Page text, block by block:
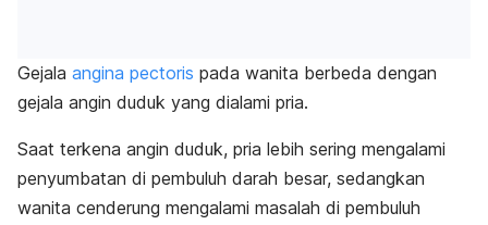
Gejala angina pectoris pada wanita berbeda dengan
gejala angin duduk yang dialami pria.
Saat terkena angin duduk, pria lebih sering mengalami
penyumbatan di pembuluh darah besar, sedangkan
wanita cenderung mengalami masalah di pembuluh